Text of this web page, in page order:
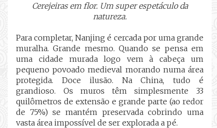
Cerejeiras em flor. Um super espetáculo da
natureza.
Para completar, Nanjing é cercada por uma grande
muralha. Grande mesmo. Quando se pensa em
uma cidade murada logo vem à cabeça um
pequeno povoado medieval morando numa área
protegida. Doce ilusão. Na China, tudo é
grandioso. Os muros têm simplesmente 33
quilômetros de extensão e grande parte (ao redor
de 75%) se mantém preservada cobrindo uma
vasta área impossível de ser explorada a pé.